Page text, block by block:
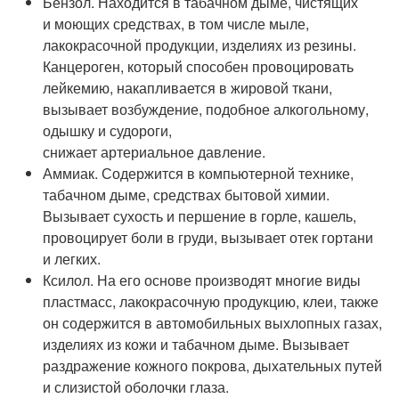
и моющих средствах, в том числе мыле,
лакокрасочной продукции, изделиях из резины.
Канцероген, который способен провоцировать
лейкемию, накапливается в жировой ткани,
вызывает возбуждение, подобное алкогольному,
одышку и судороги,
снижает артериальное давление.
Аммиак. Содержится в компьютерной технике,
табачном дыме, средствах бытовой химии.
Вызывает сухость и першение в горле, кашель,
провоцирует боли в груди, вызывает отек гортани
и легких.
Ксилол. На его основе производят многие виды
пластмасс, лакокрасочную продукцию, клеи, также
он содержится в автомобильных выхлопных газах,
изделиях из кожи и табачном дыме. Вызывает
раздражение кожного покрова, дыхательных путей
и слизистой оболочки глаза.